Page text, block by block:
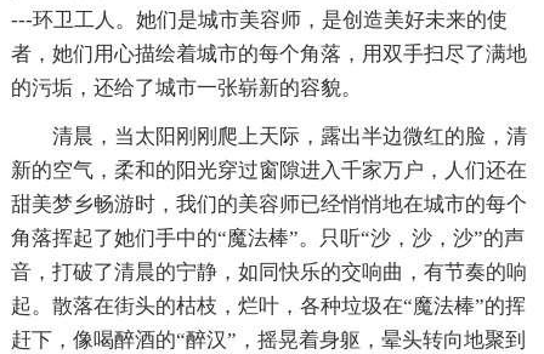
---环卫工人。她们是城市美容师，是创造美好未来的使
者，她们用心描绘着城市的每个角落，用双手扫尽了满地
的污垢，还给了城市一张崭新的容貌。
清晨，当太阳刚刚爬上天际，露出半边微红的脸，清
新的空气，柔和的阳光穿过窗隙进入千家万户，人们还在
甜美梦乡畅游时，我们的美容师已经悄悄地在城市的每个
角落挥起了她们手中的“魔法棒”。只听“沙，沙，沙”的声
音，打破了清晨的宁静，如同快乐的交响曲，有节奏的响
起。散落在街头的枯枝，烂叶，各种垃圾在“魔法棒”的挥
赶下，像喝醉酒的“醉汉”，摇晃着身躯，晕头转向地聚到